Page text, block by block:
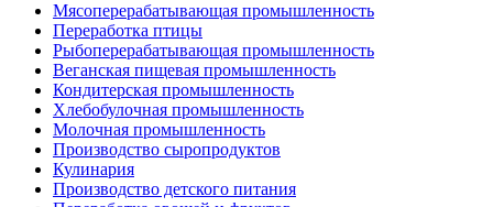
Мясоперерабатывающая промышленность
Переработка птицы
Рыбоперерабатывающая промышленность
Веганская пищевая промышленность
Кондитерская промышленность
Хлебобулочная промышленность
Молочная промышленность
Производство сыропродуктов
Кулинария
Производство детского питания